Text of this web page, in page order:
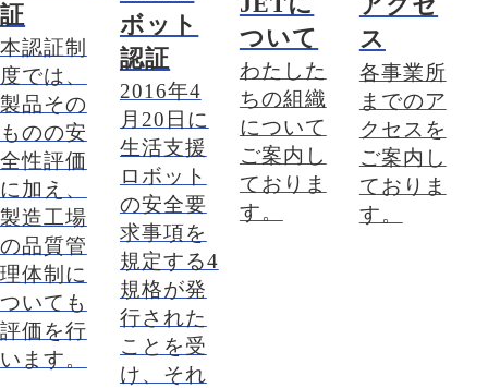
証
本認証制
度では、
製品その
ものの安
全性評価
に加え、
製造工場
の品質管
理体制に
ついても
評価を行
います。
ボット
認証
2016年4
月20日に
生活支援
ロボット
の安全要
求事項を
規定する4
規格が発
行された
ことを受
け、それ
ついて
わたした
ちの組織
について
ご案内し
ておりま
す。
ス
各事業所
までのア
クセスを
ご案内し
ておりま
す。